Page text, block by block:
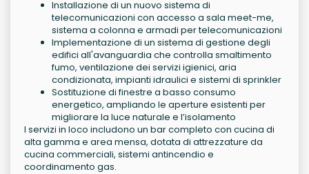
Installazione di un nuovo sistema di
telecomunicazioni con accesso a sala meet-me,
sistema a colonna e armadi per telecomunicazioni
Implementazione di un sistema di gestione degli
edifici all'avanguardia che controlla smaltimento
fumo, ventilazione dei servizi igienici, aria
condizionata, impianti idraulici e sistemi di sprinkler
Sostituzione di finestre a basso consumo
energetico, ampliando le aperture esistenti per
migliorare la luce naturale e l’isolamento
I servizi in loco includono un bar completo con cucina di
alta gamma e area mensa, dotata di attrezzature da
cucina commerciali, sistemi antincendio e
coordinamento gas.